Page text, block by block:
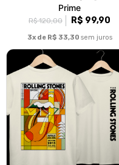
Prime
R$ 120,00 R$ 99,90
3x de R$ 33,30 sem juros